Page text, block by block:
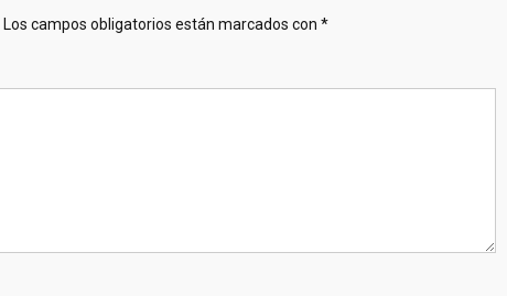
Los campos obligatorios están marcados con *